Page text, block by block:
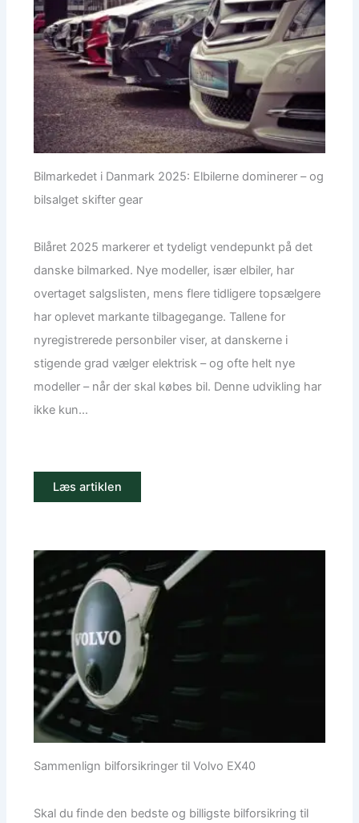
Bilmarkedet i Danmark 2025: Elbilerne dominerer – og
bilsalget skifter gear
Bilåret 2025 markerer et tydeligt vendepunkt på det
danske bilmarked. Nye modeller, især elbiler, har
overtaget salgslisten, mens flere tidligere topsælgere
har oplevet markante tilbagegange. Tallene for
nyregistrerede personbiler viser, at danskerne i
stigende grad vælger elektrisk – og ofte helt nye
modeller – når der skal købes bil. Denne udvikling har
ikke kun...
Læs artiklen
Sammenlign bilforsikringer til Volvo EX40
Skal du finde den bedste og billigste bilforsikring til